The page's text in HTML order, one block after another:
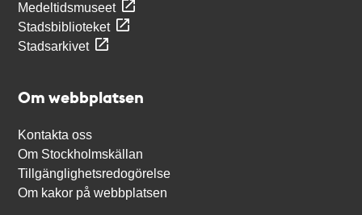
Medeltidsmuseet
Stadsbiblioteket
Stadsarkivet
Om webbplatsen
Kontakta oss
Om Stockholmskällan
Tillgänglighetsredogörelse
Om kakor på webbplatsen